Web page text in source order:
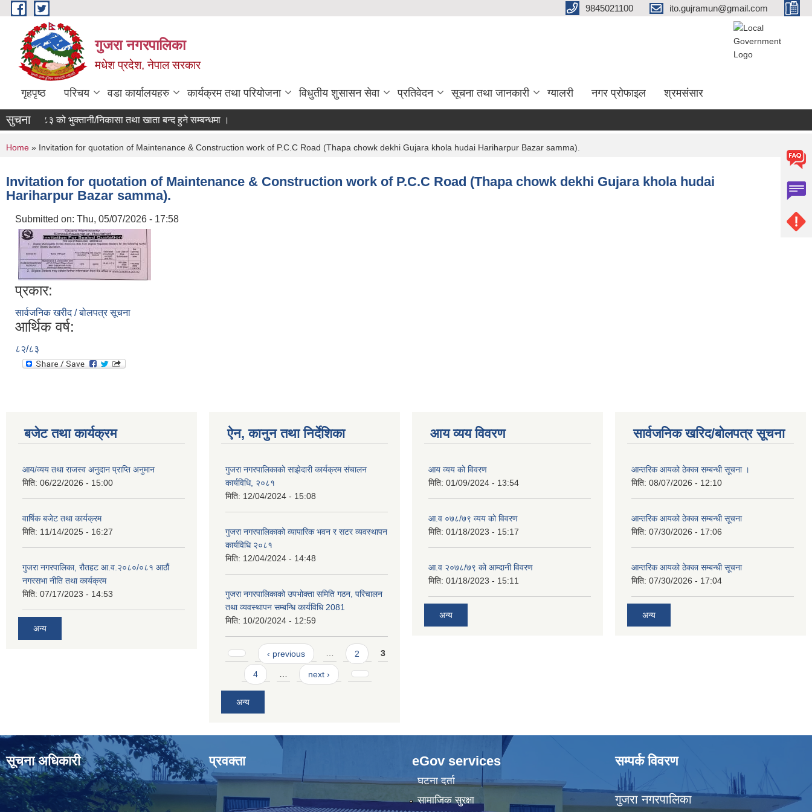
Skip to main content 9845021100 ito.gujramun@gmail.com
गुजरा नगरपालिका
मधेश प्रदेश, नेपाल सरकार
गृहपृष्ठ परिचय वडा कार्यालयहरु कार्यक्रम तथा परियोजना विधुतीय शुसासन सेवा प्रतिवेदन सूचना तथा जानकारी ग्यालरी नगर प्रोफाइल श्रमसंसार
सुचना
०८२/८३ को भु्क्तानी/निकासा तथा खाता बन्द हुने सम्बन्धमा ।
You are here
Home » Invitation for quotation of Maintenance & Construction work of P.C.C Road (Thapa chowk dekhi Gujara khola hudai Hariharpur Bazar samma).
Invitation for quotation of Maintenance & Construction work of P.C.C Road (Thapa chowk dekhi Gujara khola hudai
Hariharpur Bazar samma).
Submitted on: Thu, 05/07/2026 - 17:58
प्रकार:
सार्वजनिक खरीद / बोलपत्र सूचना
आर्थिक वर्ष:
८२/८३
बजेट तथा कार्यक्रम
आय/व्यय तथा राजस्व अनुदान प्राप्ति अनुमान
मिति: 06/22/2026 - 15:00
वार्षिक बजेट तथा कार्यक्रम
मिति: 11/14/2025 - 16:27
गुजरा नगरपालिका, रौतहट आ.व.२०८०/०८१ आठौं
नगरसभा नीति तथा कार्यक्रम
मिति: 07/17/2023 - 14:53
अन्य
ऐन, कानुन तथा निर्देशिका
गुजरा नगरपालिकाको साझेदारी कार्यक्रम संचालन
कार्यविधि, २०८१
मिति: 12/04/2024 - 15:08
गुजरा नगरपालिकाको व्यापारिक भवन र सटर व्यवस्थापन
कार्यविधि २०८१
मिति: 12/04/2024 - 14:48
गुजरा नगरपालिकाको उपभोक्ता समिति गठन, परिचालन
तथा व्यवस्थापन सम्बन्धि कार्यविधि 2081
मिति: 10/20/2024 - 12:59
Pages‹ previous … 2 3
4 … next ›
अन्य
आय व्यय विवरण
आय व्यय को विवरण
मिति: 01/09/2024 - 13:54
आ.व ०७८/७९ व्यय को विवरण
मिति: 01/18/2023 - 15:17
आ.व २०७८/७९ को आम्दानी विवरण
मिति: 01/18/2023 - 15:11
अन्य
सार्वजनिक खरिद/बोलपत्र सूचना
आन्तरिक आयको ठेक्का सम्बन्धी सूचना ।
मिति: 08/07/2026 - 12:10
आन्तरिक आयको ठेक्का सम्बन्धी सूचना
मिति: 07/30/2026 - 17:06
आन्तरिक आयको ठेक्का सम्बन्धी सूचना
मिति: 07/30/2026 - 17:04
अन्य
सूचना अधिकारी प्रवक्ता eGov services
घटना दर्ता
सामाजिक सुरक्षा
सम्पर्क विवरण
गुजरा नगरपालिका